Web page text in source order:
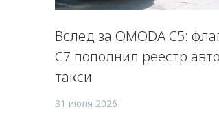
Вслед за OMODA C5:
C7 пополнил реестр
такси
31 июля 2026